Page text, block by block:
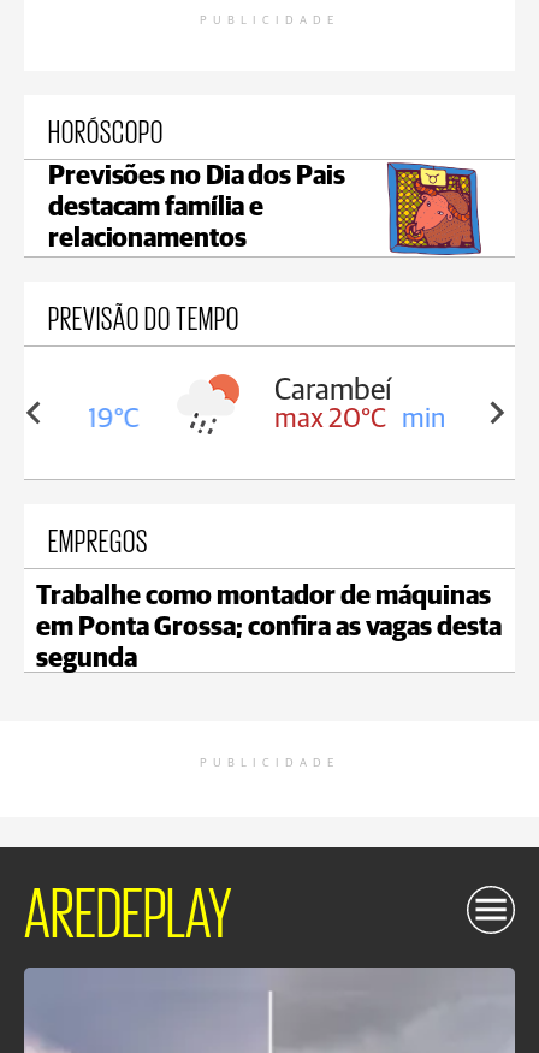
PUBLICIDADE
HORÓSCOPO
Previsões no Dia dos Pais
destacam família e
relacionamentos
PREVISÃO DO TEMPO
19°C
Carambeí
max 20°C min 19°C
EMPREGOS
Trabalhe como montador de máquinas
em Ponta Grossa; confira as vagas desta
segunda
PUBLICIDADE
AREDEPLAY